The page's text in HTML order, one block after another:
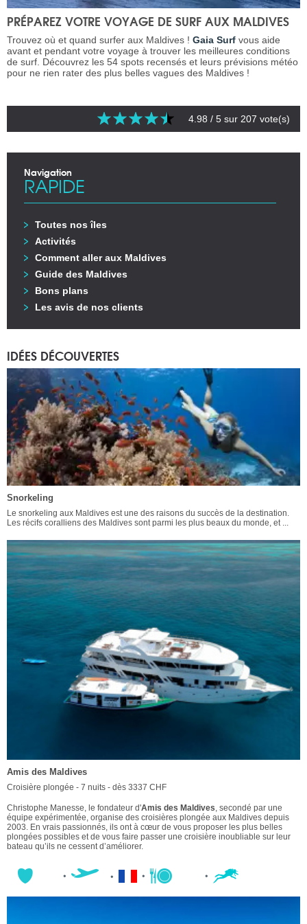
PRÉPAREZ VOTRE VOYAGE DE SURF AUX MALDIVES
Trouvez où et quand surfer aux Maldives ! Gaia Surf vous aide
avant et pendant votre voyage à trouver les meilleures conditions
de surf. Découvrez les 54 spots recensés et leurs prévisions météo
pour ne rien rater des plus belles vagues des Maldives !
4.98 / 5 sur 207 vote(s)
Navigation
RAPIDE
Toutes nos îles
Activités
Comment aller aux Maldives
Guide des Maldives
Bons plans
Les avis de nos clients
IDÉES DÉCOUVERTES
Snorkeling
Le snorkeling aux Maldives est une des raisons du succès de la destination.
Les récifs coralliens des Maldives sont parmi les plus beaux du monde, et ...
Amis des Maldives
Croisière plongée - 7 nuits - dès 3337 CHF
Christophe Manesse, le fondateur d'Amis des Maldives, secondé par une
équipe expérimentée, organise des croisières plongée aux Maldives depuis
2003. En vrais passionnés, ils ont à cœur de vous proposer les plus belles
plongées possibles et de vous faire passer une croisière inoubliable sur leur
bateau qu’ils ne cessent d’améliorer.